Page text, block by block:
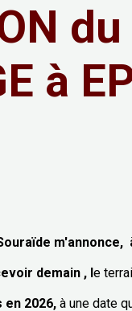
du
à
m'annonce,
demain , le
2026, à une date